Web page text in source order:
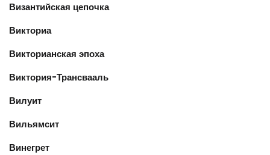
Византийская цепочка
Викториа
Викторианская эпоха
Виктория-Трансвааль
Вилуит
Вильямсит
Винегрет